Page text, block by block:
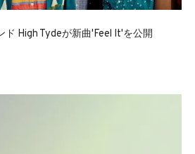
ド High Tydeが新曲'Feel It'を公開